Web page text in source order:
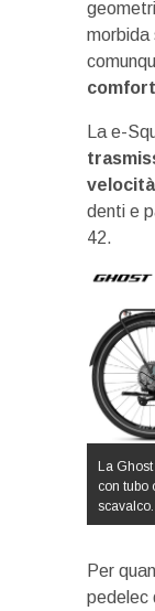
morbida
La e-
velocità
denti e
42.
La
con tubo
scavalco.
Per
pedelec